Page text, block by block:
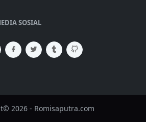
SOSIAL
2026 - Romisaputra.com